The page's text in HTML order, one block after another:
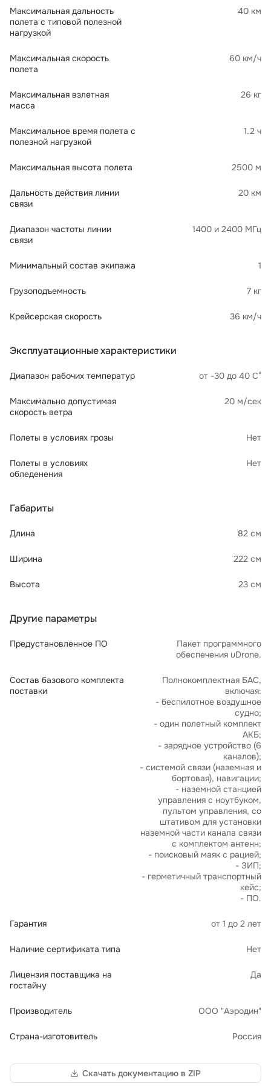
Максимальная дальность
полета с типовой полезной
нагрузкой
40 км
Максимальная скорость
полета
60 км/ч
Максимальная взлетная
масса
26 кг
Максимальное время полета с
полезной нагрузкой
1.2 ч
Максимальная высота полета 2500 м
Дальность действия линии
связи
20 км
Диапазон частоты линии
связи
1400 и 2400 МГц
Минимальный состав экипажа 1
Грузоподъемность 7 кг
Крейсерская скорость 36 км/ч
Эксплуатационные характеристики
Диапазон рабочих температур от -30 до 40 С°
Максимально допустимая
скорость ветра
20 м/сек
Полеты в условиях грозы Нет
Полеты в условиях
обледенения
Нет
Габариты
Длина 82 см
Ширина 222 см
Высота 23 см
Другие параметры
Предустановленное ПО
Пакет программного
обеспечения uDrone.
Состав базового комплекта
поставки
Полнокомплектная БАС,
включая:
- беспилотное воздушное
судно;
- один полетный комплект
АКБ;
- зарядное устройство (6
каналов);
- системой связи (наземная и
бортовая), навигации;
- наземной станцией
управления с ноутбуком,
пультом управления, со
штативом для установки
наземной части канала связи
с комплектом антенн;
- поисковый маяк с рацией;
- ЗИП;
- герметичный транспортный
кейс;
- ПО.
Гарантия от 1 до 2 лет
Наличие сертификата типа Нет
Лицензия поставщика на
гостайну
Да
Производитель ООО "Аэродин"
Страна-изготовитель Россия
Скачать документацию в ZIP